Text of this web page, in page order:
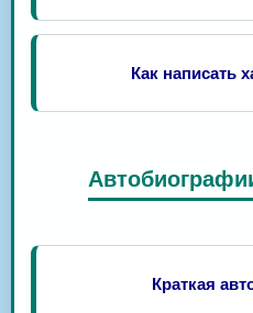
Как написать
Краткая